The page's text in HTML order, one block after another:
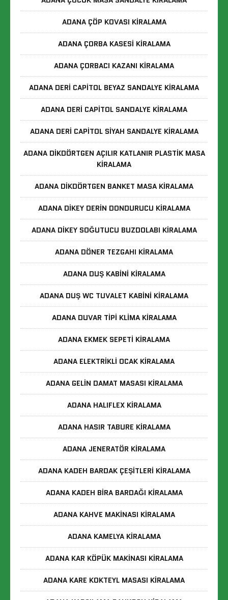
ADANA ÇÖP KOVASI KIRALAMA
ADANA ÇORBA KASESI KIRALAMA
ADANA ÇORBACI KAZANI KIRALAMA
ADANA DERI CAPITOL BEYAZ SANDALYE KIRALAMA
ADANA DERI CAPITOL SANDALYE KIRALAMA
ADANA DERI CAPITOL SIYAH SANDALYE KIRALAMA
ADANA DIKDÖRTGEN AÇILIR KATLANIR PLASTIK MASA
KIRALAMA
ADANA DIKDÖRTGEN BANKET MASA KIRALAMA
ADANA DIKEY DERIN DONDURUCU KIRALAMA
ADANA DIKEY SOĞUTUCU BUZDOLABI KIRALAMA
ADANA DÖNER TEZGAHI KIRALAMA
ADANA DUŞ KABINI KIRALAMA
ADANA DUŞ WC TUVALET KABINI KIRALAMA
ADANA DUVAR TIPI KLIMA KIRALAMA
ADANA EKMEK SEPETI KIRALAMA
ADANA ELEKTRIKLI OCAK KIRALAMA
ADANA GELIN DAMAT MASASI KIRALAMA
ADANA HALIFLEX KIRALAMA
ADANA HASIR TABURE KIRALAMA
ADANA JENERATÖR KIRALAMA
ADANA KADEH BARDAK ÇEŞITLERI KIRALAMA
ADANA KADEH BIRA BARDAĞI KIRALAMA
ADANA KAHVE MAKINASI KIRALAMA
ADANA KAMELYA KIRALAMA
ADANA KAR KÖPÜK MAKINASI KIRALAMA
ADANA KARE KOKTEYL MASASI KIRALAMA